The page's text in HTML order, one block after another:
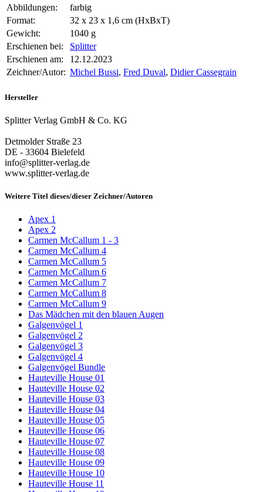
Abbildungen:
farbig
Format:
32 x 23 x 1,6 cm (HxBxT)
Gewicht:
1040 g
Erschienen bei:
Splitter
Erschienen am:
12.12.2023
Zeichner/Autor: Michel Bussi, Fred Duval, Didier Cassegrain
Hersteller
Splitter Verlag GmbH & Co. KG
Detmolder Straße 23
DE - 33604 Bielefeld
info@splitter-verlag.de
www.splitter-verlag.de
Weitere Titel dieses/dieser Zeichner/Autoren
Apex 1
Apex 2
Carmen McCallum 1 - 3
Carmen McCallum 4
Carmen McCallum 5
Carmen McCallum 6
Carmen McCallum 7
Carmen McCallum 8
Carmen McCallum 9
Das Mädchen mit den blauen Augen
Galgenvögel 1
Galgenvögel 2
Galgenvögel 3
Galgenvögel 4
Galgenvögel Bundle
Hauteville House 01
Hauteville House 02
Hauteville House 03
Hauteville House 04
Hauteville House 05
Hauteville House 06
Hauteville House 07
Hauteville House 08
Hauteville House 09
Hauteville House 10
Hauteville House 11